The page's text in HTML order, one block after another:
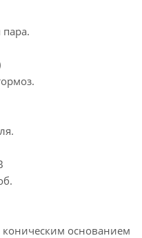
коническим основанием